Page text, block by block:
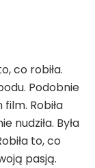
co robiła.
Podobnie
Robiła
nudziła. Była
to, co
pasją.